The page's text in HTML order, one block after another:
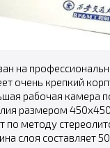
на
очень крепкий
рабочая камера
размером
по методу
слоя составляет